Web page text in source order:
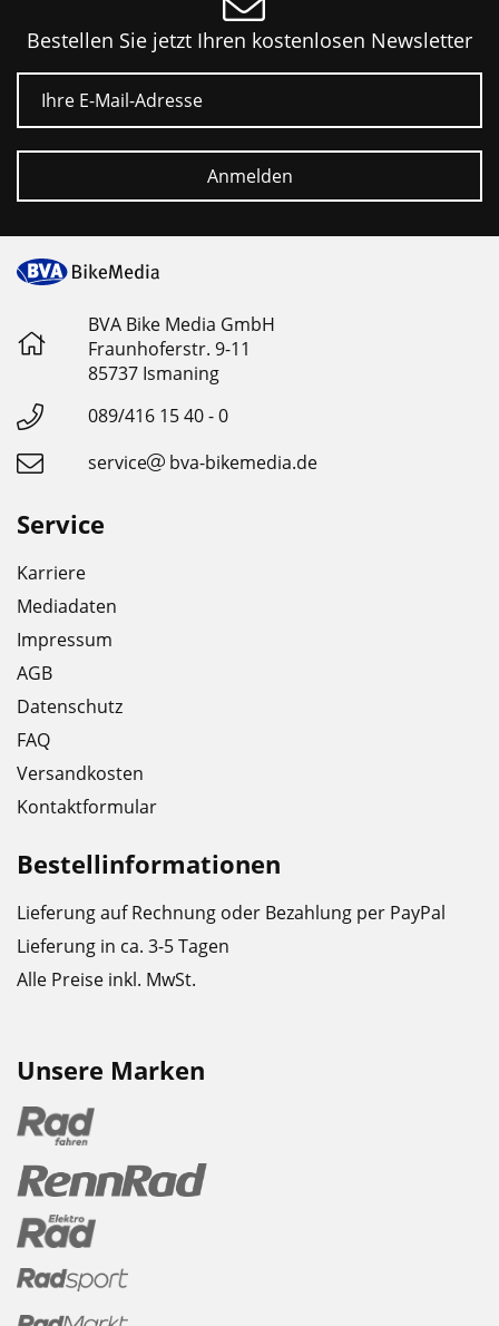
Bestellen Sie jetzt Ihren kostenlosen Newsletter
E-Mail
Anmelden
BVA Bike Media GmbH
Fraunhoferstr. 9-11
85737 Ismaning
089/416 15 40 - 0
service
bva-bikemedia.de
Service
Karriere
Mediadaten
Impressum
AGB
Datenschutz
FAQ
Versandkosten
Kontaktformular
Bestellinformationen
Lieferung auf Rechnung oder Bezahlung per PayPal
Lieferung in ca. 3-5 Tagen
Alle Preise inkl. MwSt.
Unsere Marken